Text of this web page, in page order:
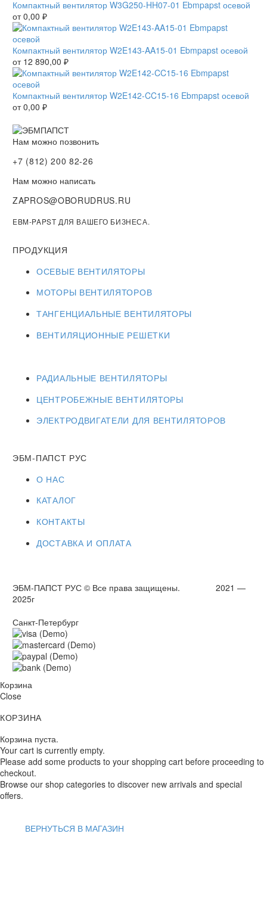
Компактный вентилятор W3G250-HH07-01 Ebmpapst осевой
от0,00 ₽
Компактный вентилятор W2E143-AA15-01 Ebmpapst осевой
от 12 890,00 ₽
Компактный вентилятор W2E142-CC15-16 Ebmpapst осевой
от0,00 ₽
Нам можно позвонить
+7 (812) 200 82-26
Нам можно написать
ZAPROS@OBORUDRUS.RU
EBM-PAPST ДЛЯ ВАШЕГО БИЗНЕСА.
ПРОДУКЦИЯ
ОСЕВЫЕ ВЕНТИЛЯТОРЫ
МОТОРЫ ВЕНТИЛЯТОРОВ
ТАНГЕНЦИАЛЬНЫЕ ВЕНТИЛЯТОРЫ
ВЕНТИЛЯЦИОННЫЕ РЕШЕТКИ
РАДИАЛЬНЫЕ ВЕНТИЛЯТОРЫ
ЦЕНТРОБЕЖНЫЕ ВЕНТИЛЯТОРЫ
ЭЛЕКТРОДВИГАТЕЛИ ДЛЯ ВЕНТИЛЯТОРОВ
ЭБМ-ПАПСТ РУС
О НАС
КАТАЛОГ
КОНТАКТЫ
ДОСТАВКА И ОПЛАТА
ЭБМ-ПАПСТ РУС © Все права защищены. 2021 —
2025г
Санкт-Петербург
Корзина
Close
КОРЗИНА
Корзина пуста.
Your cart is currently empty.
Please add some products to your shopping cart before proceeding to
checkout.
Browse our shop categories to discover new arrivals and special
offers.
ВЕРНУТЬСЯ В МАГАЗИН